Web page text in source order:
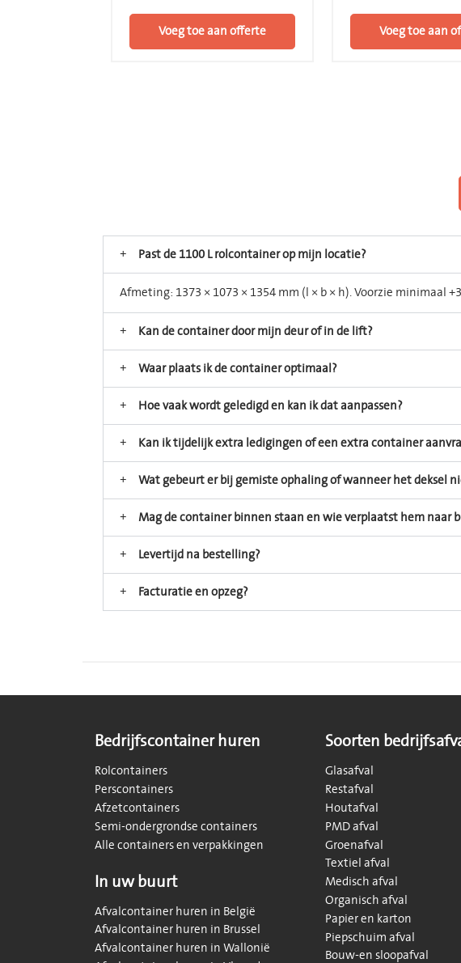
Voeg toe aan offerte Voeg toe aan
Past de 1100 L rolcontainer op mijn locatie?
Afmeting: 1373 × 1073 × 1354 mm (l × b × h). Voorzie minimaal
Kan de container door mijn deur of in de lift?
Waar plaats ik de container optimaal?
Hoe vaak wordt geledigd en kan ik dat aanpassen?
Kan ik tijdelijk extra ledigingen of een extra container
Wat gebeurt er bij gemiste ophaling of wanneer het deksel
Mag de container binnen staan en wie verplaatst hem naar
Levertijd na bestelling?
Facturatie en opzeg?
Bedrijfscontainer huren
Rolcontainers
Perscontainers
Afzetcontainers
Semi-ondergrondse containers
Alle containers en verpakkingen
In uw buurt
Afvalcontainer huren in België
Afvalcontainer huren in Brussel
Afvalcontainer huren in Wallonië
Soorten
Glasafval
Restafval
Houtafval
PMD afval
Groenafval
Textiel afval
Medisch afval
Organisch afval
Papier en karton
Piepschuim afval
Bouw-en sloopafval